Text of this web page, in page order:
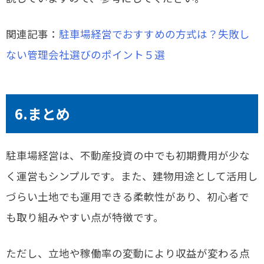
関連記事： 駐車場経営でおすすめの方式は？失敗し
ない管理会社選びのポイント５選
6.まとめ
駐車場経営は、不動産投資の中でも初期費用が少な
く運営もシンプルです。また、建物用途として活用し
づらい土地でも運用できる柔軟性があり、初心者で
も取り組みやすい点が特徴です。
ただし、立地や稼働率の変動により収益が変わる点